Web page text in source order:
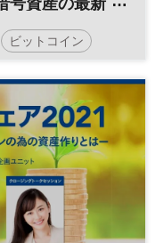
ビットコイン